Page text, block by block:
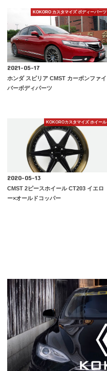
KOKORO カスタマイズ ボディーパーツ
2021-05-17
ホンダ スピリア CMST カーボンファイ
バーボディパーツ
KOKOROカスタマイズ ホイール
2020-05-13
CMST 2ピースホイール CT203 イエロ
ー×オールドコッパー